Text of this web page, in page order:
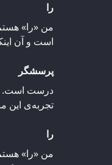
را
من «را»
است و آن
پرسشگر
درست است.
تجربه‌ی
را
من «را»